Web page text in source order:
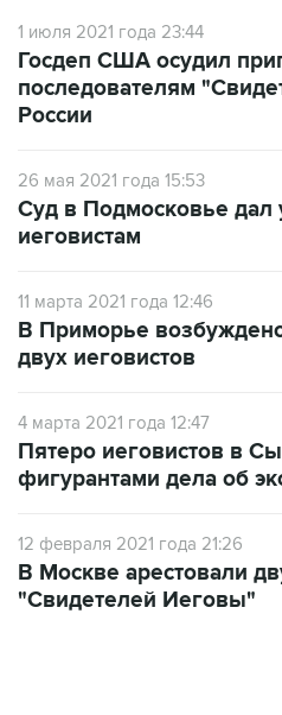
1 июля 2021 года 23:44
Госдеп США осудил
последователям
России
26 мая 2021 года 15:53
Суд в Подмосковье дал
иеговистам
11 марта 2021 года 12:46
В Приморье
двух иеговистов
4 марта 2021 года 12:47
Пятеро иеговистов в
фигурантами дела об
12 февраля 2021 года 21:26
В Москве арестовали
"Свидетелей Иеговы"